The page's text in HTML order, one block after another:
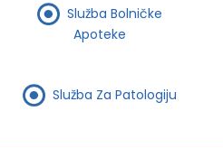
Služba Bolničke
Apoteke
Služba Za Patologiju